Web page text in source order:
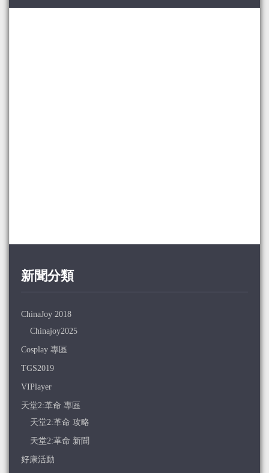
新聞分類
ChinaJoy 2018
Chinajoy2025
Cosplay 專區
TGS2019
VIPlayer
天堂2:革命 專區
天堂2:革命 攻略
天堂2:革命 新聞
好康活動